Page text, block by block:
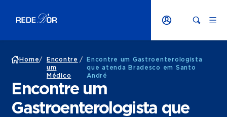
Home/
Encontre
um
Médico
/
Encontre um Gastroenterologista
que atenda Bradesco em Santo
André
Encontre um
Gastroenterologista que